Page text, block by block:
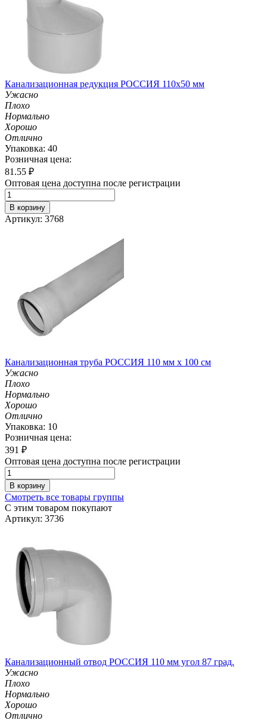
Канализационная редукция РОССИЯ 110х50 мм
Ужасно
Плохо
Нормально
Хорошо
Отлично
Упаковка: 40
Розничная цена:
81.55 ₽
Оптовая цена доступна после регистрации
В корзину
Артикул: 3768
Канализационная труба РОССИЯ 110 мм х 100 см
Ужасно
Плохо
Нормально
Хорошо
Отлично
Упаковка: 10
Розничная цена:
391 ₽
Оптовая цена доступна после регистрации
В корзину
Смотреть все товары группы
С этим товаром покупают
Артикул: 3736
Канализационный отвод РОССИЯ 110 мм угол 87 град.
Ужасно
Плохо
Нормально
Хорошо
Отлично